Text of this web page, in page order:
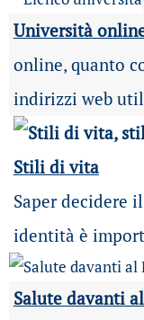
Università
online, quanto
indirizzi web
Stili di vita
Saper decidere
identità è
Salute davanti